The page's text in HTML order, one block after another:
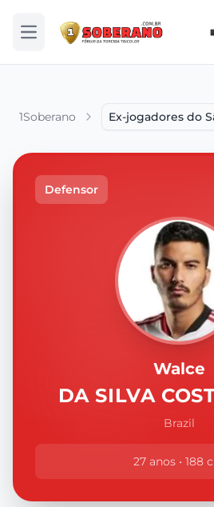
Abrir menu
1Soberano Ex-jogadores do
Defensor
Walce
DA SILVA
Brazil
27 anos • 188